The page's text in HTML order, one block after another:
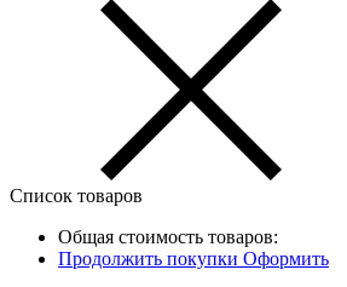
Список товаров
Общая стоимость товаров:
Продолжить покупки Оформить